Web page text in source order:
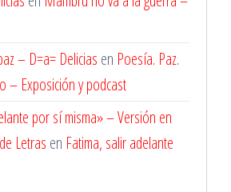
– D=a= Delicias en Poesía. Paz.
– Exposición y podcast
por sí misma» – Versión en
Letras en Fatima, salir adelante